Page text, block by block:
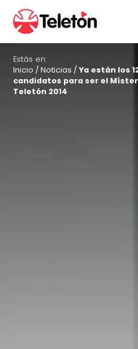
Estás en:
Inicio /Noticias /Ya están los
candidatos para ser el Míster
Teletón 2014